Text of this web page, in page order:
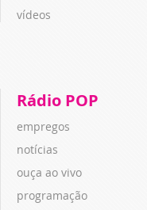
vídeos
Rádio POP
empregos
notícias
ouça ao vivo
programação